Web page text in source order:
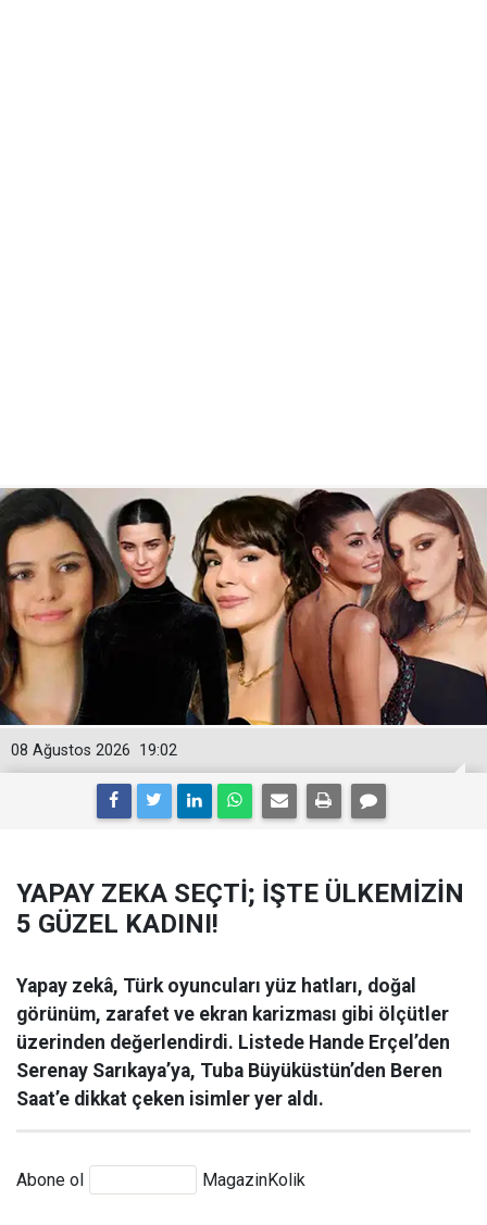
19:02
08 Ağustos 2026
YAPAY ZEKA SEÇTİ; İŞTE ÜLKEMİZİN
5 GÜZEL KADINI!
Yapay zekâ, Türk oyuncuları yüz hatları, doğal
görünüm, zarafet ve ekran karizması gibi ölçütler
üzerinden değerlendirdi. Listede Hande Erçel’den
Serenay Sarıkaya’ya, Tuba Büyüküstün’den Beren
Saat’e dikkat çeken isimler yer aldı.
Abone ol MagazinKolik